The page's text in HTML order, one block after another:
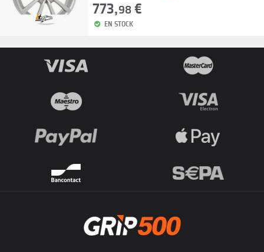
773,98€
EN STOCK